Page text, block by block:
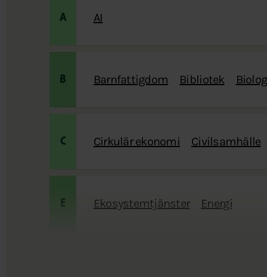
A AI
B Barnfattigdom Bibliotek
C Cirkulär ekonomi Civilsamhälle
E Ekosystemtjänster Energi